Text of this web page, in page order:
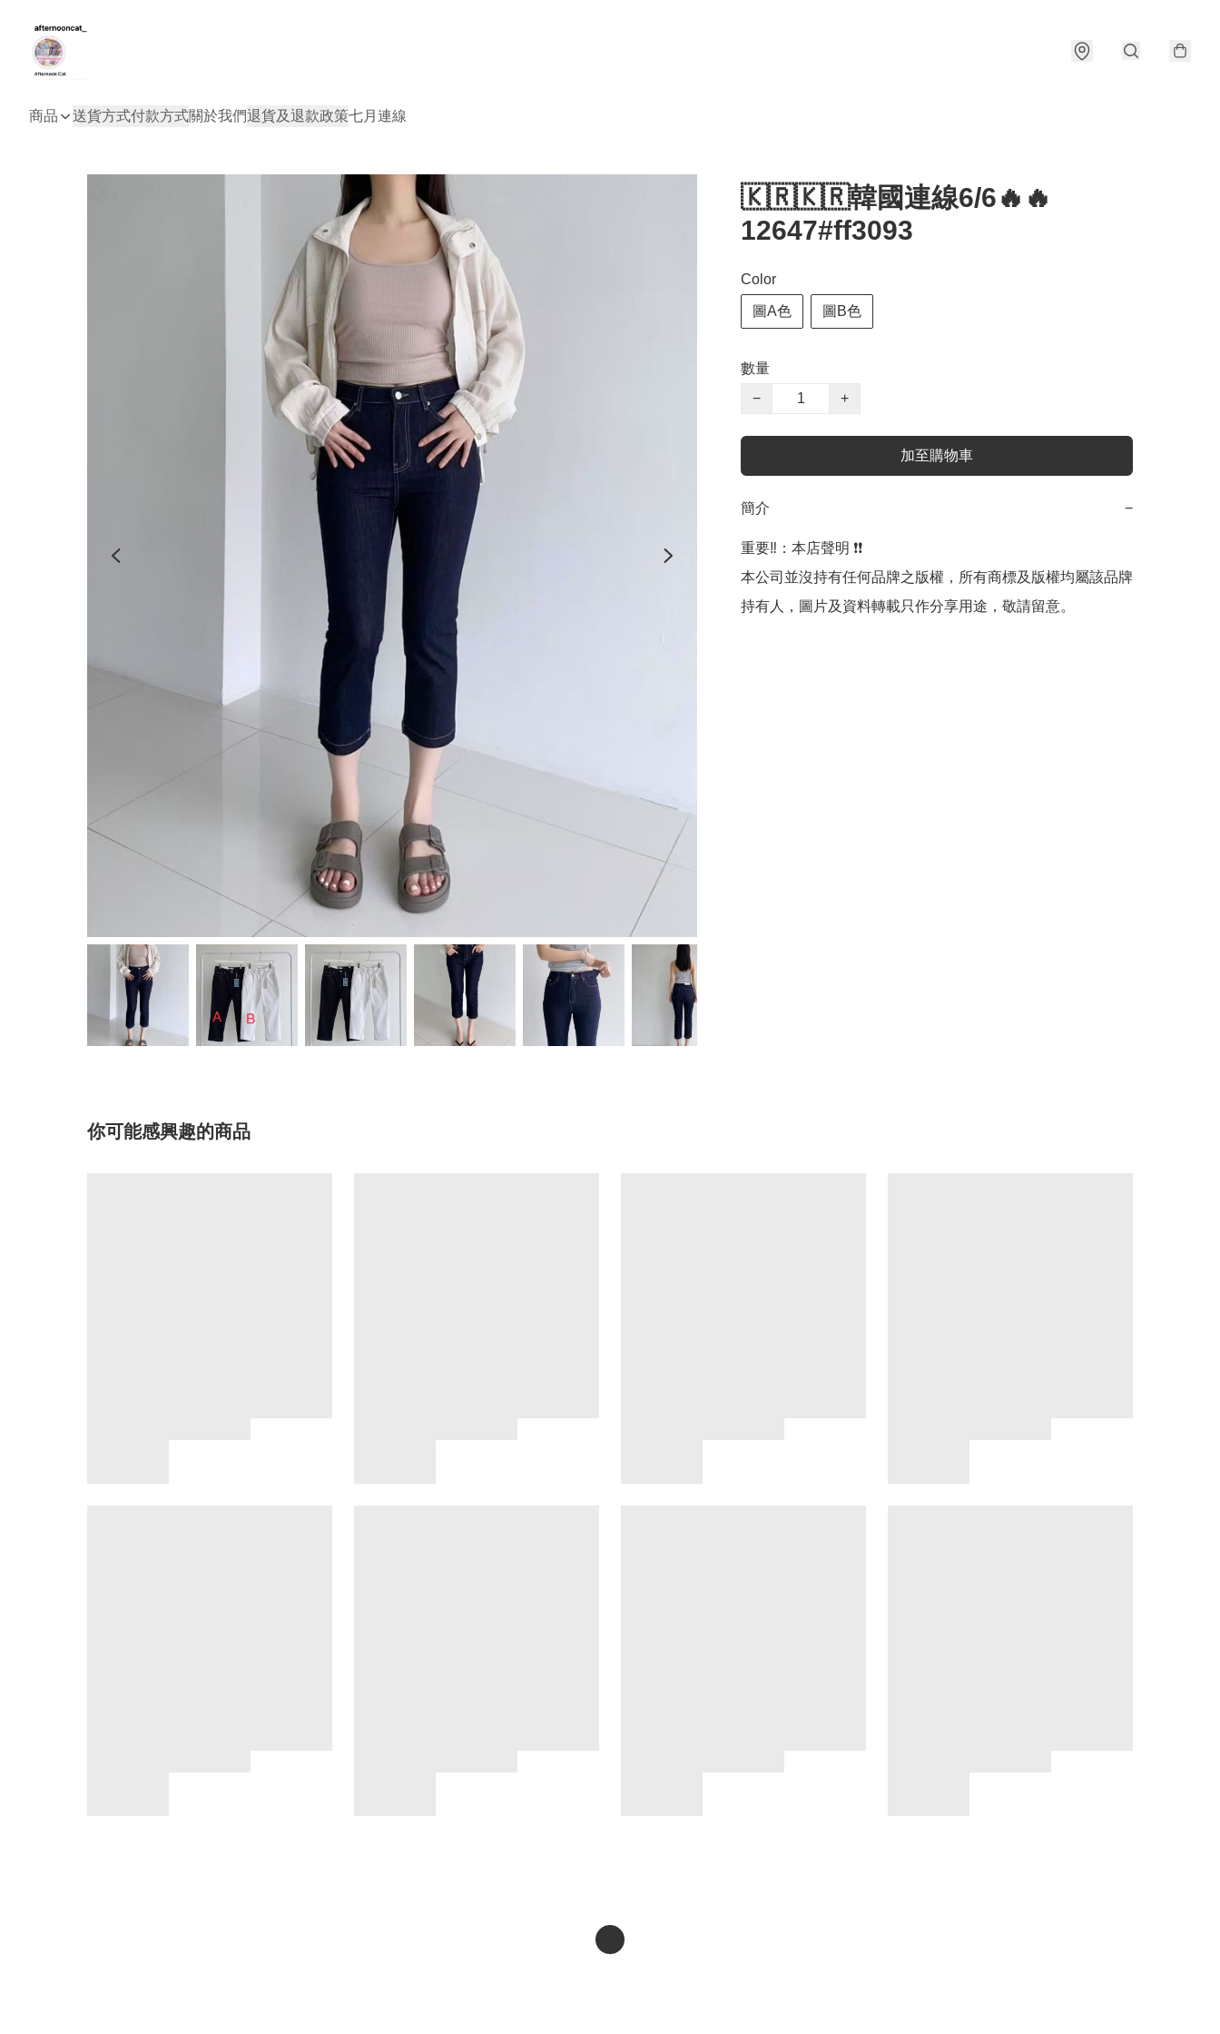
商品 送貨方式付款方式關於我們退貨及退款政策七月連線
🇰🇷🇰🇷韓國連線6/6🔥🔥
12647#ff3093
Color
圖A色 圖B色
數量
−
+
加至購物車
簡介 −
重要‼️：本店聲明 ❗️❗️
本公司並沒持有任何品牌之版權，所有商標及版權均屬該品牌
持有人，圖片及資料轉載只作分享用途，敬請留意。
你可能感興趣的商品